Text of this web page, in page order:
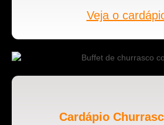
Veja o
Cardápio